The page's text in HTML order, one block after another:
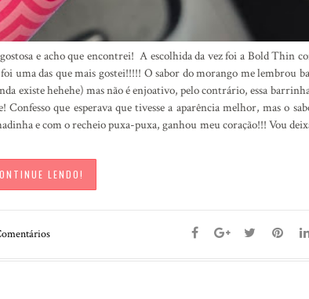
e acho que encontrei! A escolhida da vez foi a Bold Thin
uma das que mais gostei!!!!! O sabor do morango me lembrou
existe hehehe) mas não é enjoativo, pelo contrário, essa
que esperava que tivesse a aparência melhor, mas o
e com o recheio puxa-puxa, ganhou meu coração!!! Vou
LENDO!